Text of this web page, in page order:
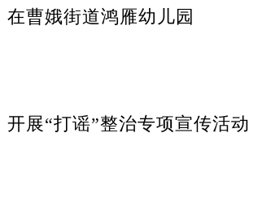
在曹娥街道鸿雁幼儿园
开展“打谣”整治专项宣传活动